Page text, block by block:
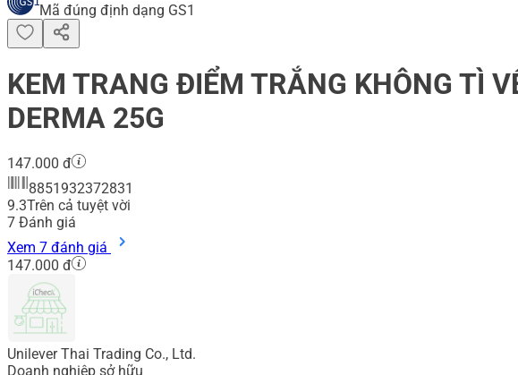
Mã đúng định dạng GS1
KEM TRANG ĐIỂM TRẮNG KHÔNG TÌ
DERMA 25G
147.000 đ
8851932372831
9.3Trên cả tuyệt vời
7 Đánh giá
Xem 7 đánh giá
147.000 đ
Unilever Thai Trading Co., Ltd.
Doanh nghiệp sở hữu